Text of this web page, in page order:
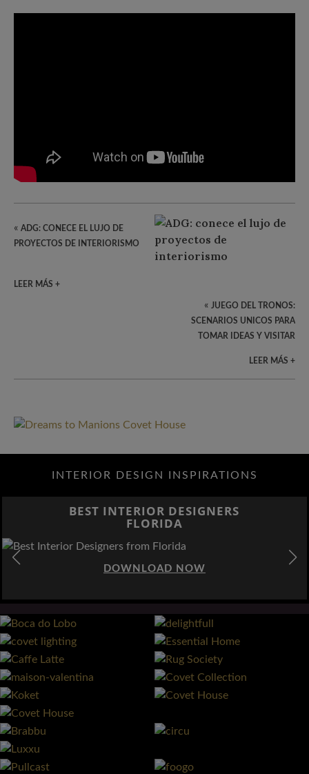
« ADG: CONECE EL LUJO DE
PROYECTOS DE INTERIORISMO
LEER MÁS +
« JUEGO DEL TRONOS:
SCENARIOS UNICOS PARA
TOMAR IDEAS Y VISITAR
LEER MÁS +
INTERIOR DESIGN INSPIRATIONS
BEST INTERIOR DESIGNERS
FLORIDA
DOWNLOAD NOW